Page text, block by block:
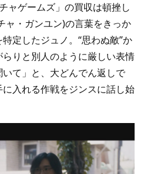
ャゲームズ」の買収は頓挫し
ャ・ガンユン)の言葉をきっか
定したジュノ。“思わぬ敵”か
りと別人のように厳しい表情
て」と、大どんでん返しで
に入れる作戦をジンスに話し始